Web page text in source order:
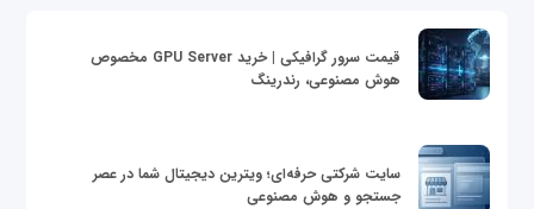
قیمت سرور گرافیکی | خرید GPU Server مخصوص
هوش مصنوعی، رندرینگ
سایت شرکتی حرفه‌ای؛ ویترین دیجیتال شما در عصر
جستجو و هوش مصنوعی